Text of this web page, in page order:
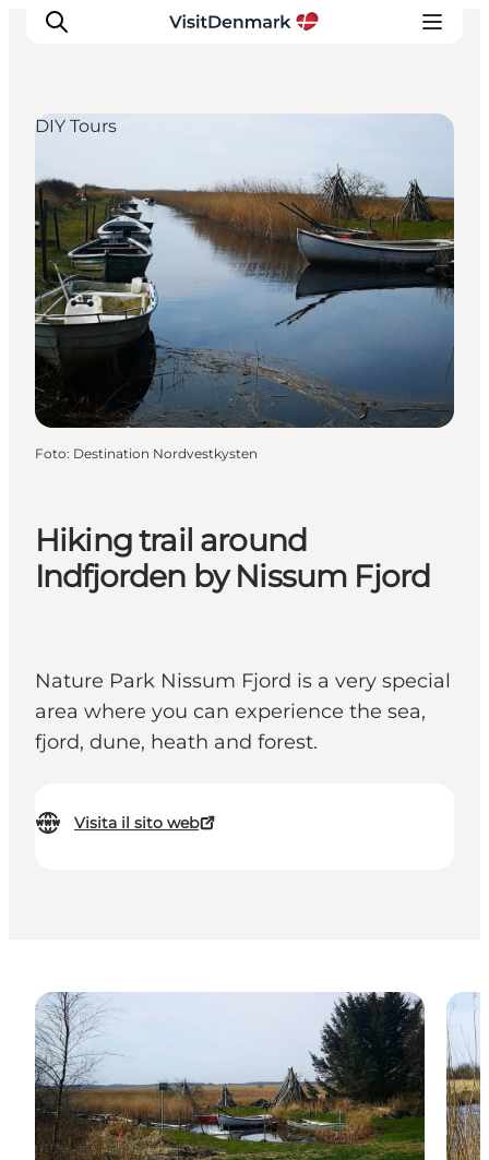
Ispirazioni
Dove andare
Cosa fare
Dove dormire
Pianifica il viaggio
Hiking trail around
Indfjorden by Nissum Fjord
Nature Park Nissum Fjord is a very special
area where you can experience the sea,
fjord, dune, heath and forest.
Visita il sito web
DIY Tours
Foto: Destination Nordvestkysten